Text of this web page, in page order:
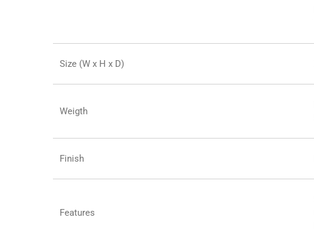
Size (W x H x D)
Weigth
Finish
Features